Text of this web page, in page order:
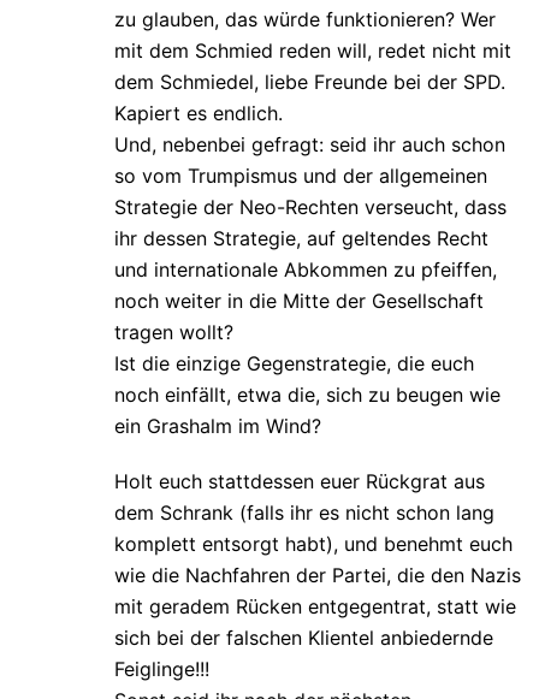
zu glauben, das würde funktionieren? Wer
mit dem Schmied reden will, redet nicht mit
dem Schmiedel, liebe Freunde bei der SPD.
Kapiert es endlich.
Und, nebenbei gefragt: seid ihr auch schon
so vom Trumpismus und der allgemeinen
Strategie der Neo-Rechten verseucht, dass
ihr dessen Strategie, auf geltendes Recht
und internationale Abkommen zu pfeiffen,
noch weiter in die Mitte der Gesellschaft
tragen wollt?
Ist die einzige Gegenstrategie, die euch
noch einfällt, etwa die, sich zu beugen wie
ein Grashalm im Wind?
Holt euch stattdessen euer Rückgrat aus
dem Schrank (falls ihr es nicht schon lang
komplett entsorgt habt), und benehmt euch
wie die Nachfahren der Partei, die den Nazis
mit geradem Rücken entgegentrat, statt wie
sich bei der falschen Klientel anbiedernde
Feiglinge!!!